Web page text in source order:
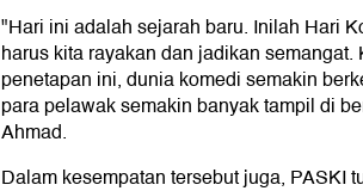
"Hari ini adalah sejarah baru. Inilah Hari
harus kita rayakan dan jadikan
penetapan ini, dunia komedi semakin
para pelawak semakin banyak tampil di
Ahmad.
Dalam kesempatan tersebut juga, PASKI